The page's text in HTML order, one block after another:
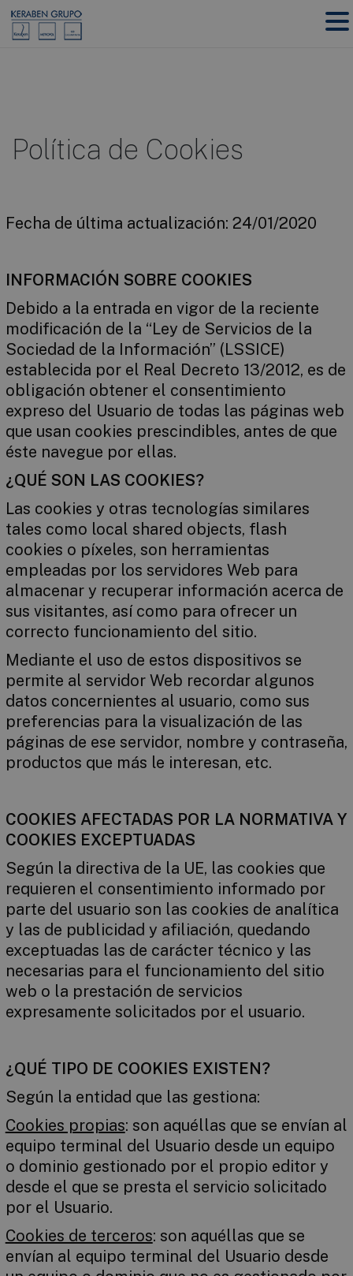
Política de Cookies
Fecha de última actualización: 24/01/2020
INFORMACIÓN SOBRE COOKIES
Debido a la entrada en vigor de la reciente
modificación de la “Ley de Servicios de la
Sociedad de la Información” (LSSICE)
establecida por el Real Decreto 13/2012, es de
obligación obtener el consentimiento
expreso del Usuario de todas las páginas web
que usan cookies prescindibles, antes de que
éste navegue por ellas.
¿QUÉ SON LAS COOKIES?
Las cookies y otras tecnologías similares
tales como local shared objects, flash
cookies o píxeles, son herramientas
empleadas por los servidores Web para
almacenar y recuperar información acerca de
sus visitantes, así como para ofrecer un
correcto funcionamiento del sitio.
Mediante el uso de estos dispositivos se
permite al servidor Web recordar algunos
datos concernientes al usuario, como sus
preferencias para la visualización de las
páginas de ese servidor, nombre y contraseña,
productos que más le interesan, etc.
COOKIES AFECTADAS POR LA NORMATIVA Y
COOKIES EXCEPTUADAS
Según la directiva de la UE, las cookies que
requieren el consentimiento informado por
parte del usuario son las cookies de analítica
y las de publicidad y afiliación, quedando
exceptuadas las de carácter técnico y las
necesarias para el funcionamiento del sitio
web o la prestación de servicios
expresamente solicitados por el usuario.
¿QUÉ TIPO DE COOKIES EXISTEN?
Según la entidad que las gestiona:
Cookies propias: son aquéllas que se envían al
equipo terminal del Usuario desde un equipo
o dominio gestionado por el propio editor y
desde el que se presta el servicio solicitado
por el Usuario.
Cookies de terceros: son aquéllas que se
envían al equipo terminal del Usuario desde